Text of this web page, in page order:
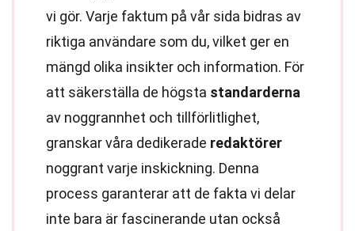
vi gör. Varje faktum på vår sida bidras av
riktiga användare som du, vilket ger en
mängd olika insikter och information. För
att säkerställa de högsta standarderna
av noggrannhet och tillförlitlighet,
granskar våra dedikerade redaktörer
noggrant varje inskickning. Denna
process garanterar att de fakta vi delar
inte bara är fascinerande utan också